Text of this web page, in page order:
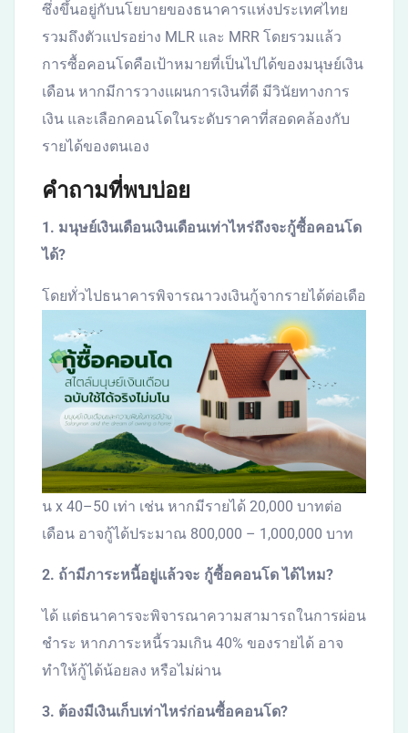
ซึ่งขึ้นอยู่กับนโยบายของธนาคารแห่งประเทศไทย
รวมถึงตัวแปรอย่าง MLR และ MRR โดยรวมแล้ว
การซื้อคอนโดคือเป้าหมายที่เป็นไปได้ของมนุษย์เงิน
เดือน หากมีการวางแผนการเงินที่ดี มีวินัยทางการ
เงิน และเลือกคอนโดในระดับราคาที่สอดคล้องกับ
รายได้ของตนเอง
คำถามที่พบบ่อย
1. มนุษย์เงินเดือนเงินเดือนเท่าไหร่ถึงจะกู้ซื้อคอนโด
ได้?
โดยทั่วไปธนาคารพิจารณาวงเงินกู้จากรายได้ต่อเดือ
น x 40–50 เท่า เช่น หากมีรายได้ 20,000 บาทต่อ
เดือน อาจกู้ได้ประมาณ 800,000 – 1,000,000 บาท
2. ถ้ามีภาระหนี้อยู่แล้วจะ กู้ซื้อคอนโด ได้ไหม?
ได้ แต่ธนาคารจะพิจารณาความสามารถในการผ่อน
ชำระ หากภาระหนี้รวมเกิน 40% ของรายได้ อาจ
ทำให้กู้ได้น้อยลง หรือไม่ผ่าน
3. ต้องมีเงินเก็บเท่าไหร่ก่อนซื้อคอนโด?